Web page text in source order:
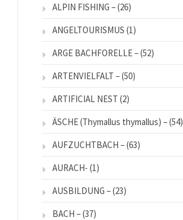
ALPIN FISHING –(26)
ANGELTOURISMUS (1)
ARGE BACHFORELLE –(52)
ARTENVIELFALT –(50)
ARTIFICIAL NEST (2)
ÄSCHE (Thymallus thymallus) –(54)
AUFZUCHTBACH –(63)
AURACH- (1)
AUSBILDUNG –(23)
BACH –(37)